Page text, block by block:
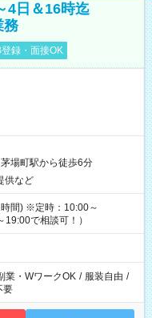
4日＆16時迄
務
録・面接OK
茅場町駅から徒歩6分
供など
間) ※定時：10:00～
で相談可！）
業・WワークOK / 服装自由 /
要